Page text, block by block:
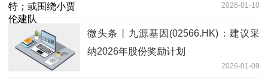
2026-01-10
微头条丨九源基因(02566.HK)：建议采
纳2026年股份奖励计划
2026-01-09